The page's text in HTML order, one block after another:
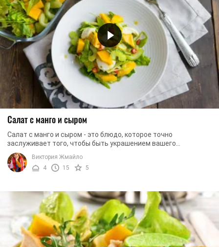
Салат с манго и сыром
Салат с манго и сыром - это блюдо, которое точно
заслуживает того, чтобы быть украшением вашего
праздничного стола. Салат имеет легкий и приятный ...
Виктория Жмайло
4
15 5